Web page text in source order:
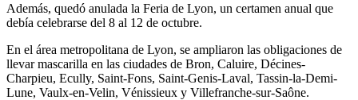
Además, quedó anulada la Feria de Lyon, un certamen anual que
debía celebrarse del 8 al 12 de octubre.
En el área metropolitana de Lyon, se ampliaron las obligaciones de
llevar mascarilla en las ciudades de Bron, Caluire, Décines-
Charpieu, Ecully, Saint-Fons, Saint-Genis-Laval, Tassin-la-Demi-
Lune, Vaulx-en-Velin, Vénissieux y Villefranche-sur-Saône.